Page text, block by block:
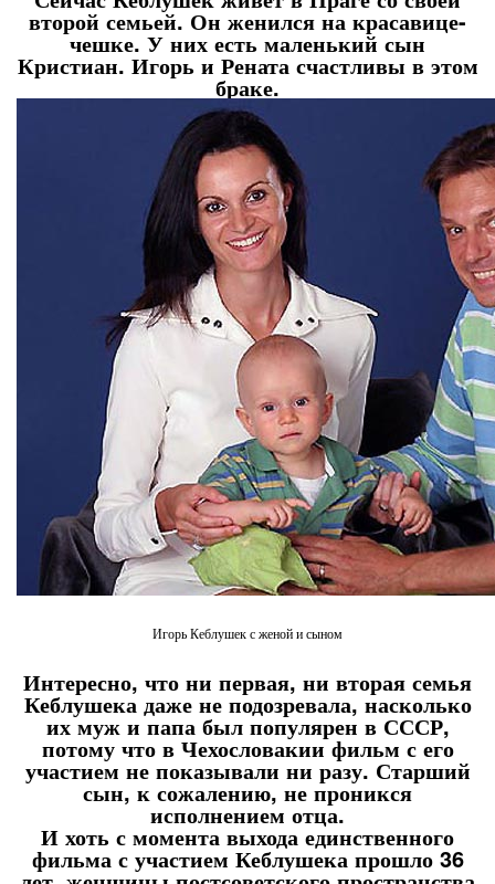
второй семьей. Он женился на красавице-
чешке. У них есть маленький сын
Кристиан. Игорь и Рената счастливы в этом
браке.
Игорь Кеблушек с женой и сыном
Интересно, что ни первая, ни вторая семья
Кеблушека даже не подозревала, насколько
их муж и папа был популярен в СССР,
потому что в Чехословакии фильм с его
участием не показывали ни разу. Старший
сын, к сожалению, не проникся
исполнением отца.
И хоть с момента выхода единственного
фильма с участием Кеблушека прошло 36